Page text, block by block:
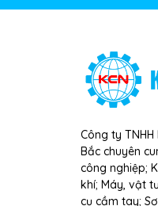
Công ty
Bắc chuyên
công nghiệp;
khí; Máy, vật
cụ cầm tay;